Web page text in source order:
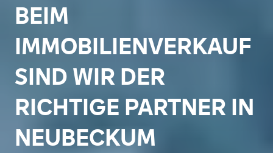
BEIM
IMMOBILIENVERKAUF
SIND WIR DER
RICHTIGE PARTNER IN
NEUBECKUM